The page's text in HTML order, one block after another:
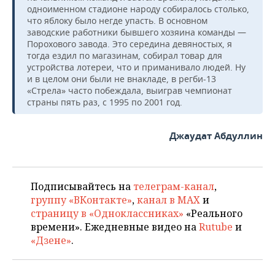
одноименном стадионе народу собиралось столько,
что яблоку было негде упасть. В основном
заводские работники бывшего хозяина команды —
Порохового завода. Это середина девяностых, я
тогда ездил по магазинам, собирал товар для
устройства лотереи, что и приманивало людей. Ну
и в целом они были не внакладе, в регби-13
«Стрела» часто побеждала, выиграв чемпионат
страны пять раз, с 1995 по 2001 год.
Джаудат Абдуллин
Подписывайтесь на телеграм-канал,
группу «ВКонтакте»,канал в MAXи
страницу в «Одноклассниках» «Реального
времени». Ежедневные видео наRutube и
«Дзене».